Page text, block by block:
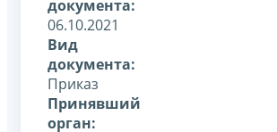
документа:
06.10.2021
Вид
документа:
Приказ
Принявший
орган: